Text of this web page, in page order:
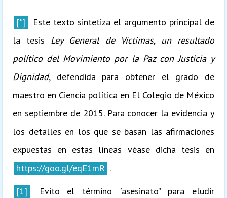
[*]
Este texto sintetiza el argumento principal de
la tesis Ley General de Víctimas, un resultado
político del Movimiento por la Paz con Justicia y
Dignidad, defendida para obtener el grado de
maestro en Ciencia política en El Colegio de México
en septiembre de 2015. Para conocer la evidencia y
los detalles en los que se basan las afirmaciones
expuestas en estas líneas véase dicha tesis en
https://goo.gl/eqE1mR .
[1]
Evito el término “asesinato” para eludir